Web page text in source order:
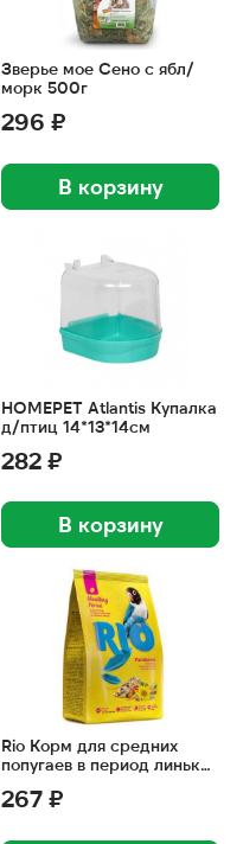
Зверье мое Сено с ябл/
морк 500г
296 ₽
В корзину
HOMEPET Atlantis Купалка
д/птиц 14*13*14см
282 ₽
В корзину
Rio Корм для средних
попугаев в период линьки
267 ₽